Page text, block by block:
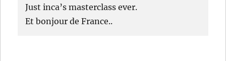
Just inca’s masterclass ever.
Et bonjour de France..